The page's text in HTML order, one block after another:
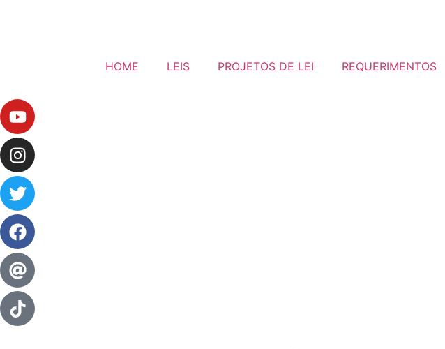
HOME LEIS PROJETOS DE LEI REQUERIMENTOS